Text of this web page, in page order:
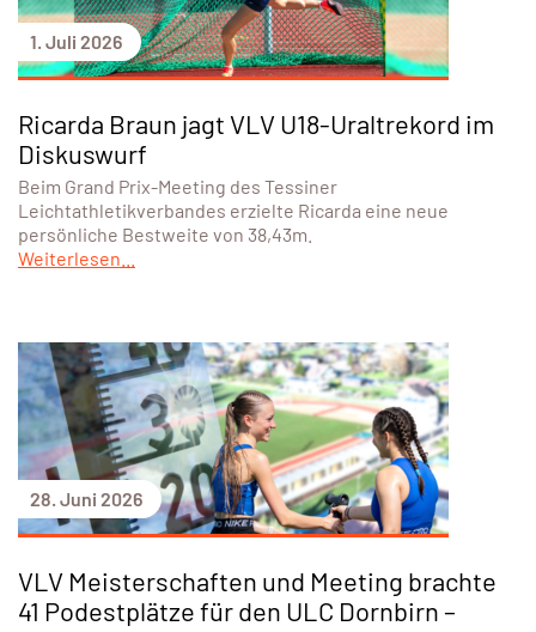
1. Juli 2026
Ricarda Braun jagt VLV U18-Uraltrekord im
Diskuswurf
Beim Grand Prix-Meeting des Tessiner
Leichtathletikverbandes erzielte Ricarda eine neue
persönliche Bestweite von 38,43m.
Weiterlesen...
28. Juni 2026
VLV Meisterschaften und Meeting brachte
41 Podestplätze für den ULC Dornbirn –